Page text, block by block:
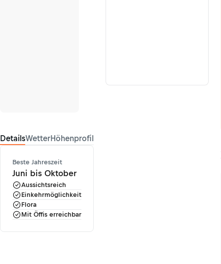
DetailsWetterHöhenprofil
Beste Jahreszeit
Juni bis Oktober
Aussichtsreich
Einkehrmöglichkeit
Flora
Mit Öffis erreichbar